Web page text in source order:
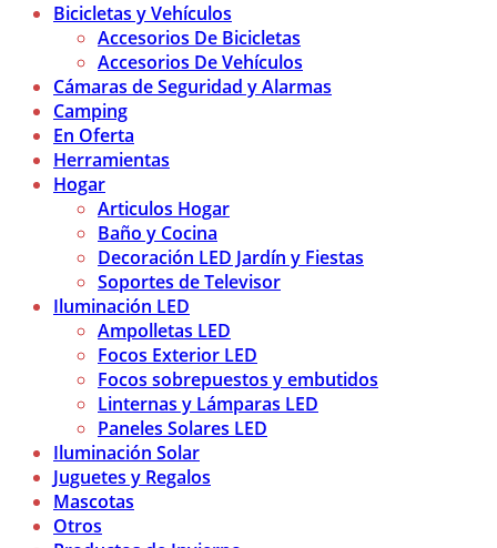
Bicicletas y Vehículos
Accesorios De Bicicletas
Accesorios De Vehículos
Cámaras de Seguridad y Alarmas
Camping
En Oferta
Herramientas
Hogar
Articulos Hogar
Baño y Cocina
Decoración LED Jardín y Fiestas
Soportes de Televisor
Iluminación LED
Ampolletas LED
Focos Exterior LED
Focos sobrepuestos y embutidos
Linternas y Lámparas LED
Paneles Solares LED
Iluminación Solar
Juguetes y Regalos
Mascotas
Otros